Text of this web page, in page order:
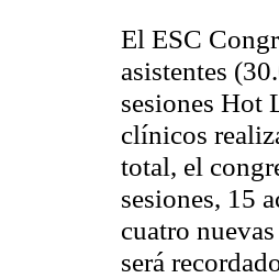
El ESC
asistentes
sesiones Hot
clínicos
total, el
sesiones, 15
cuatro
será